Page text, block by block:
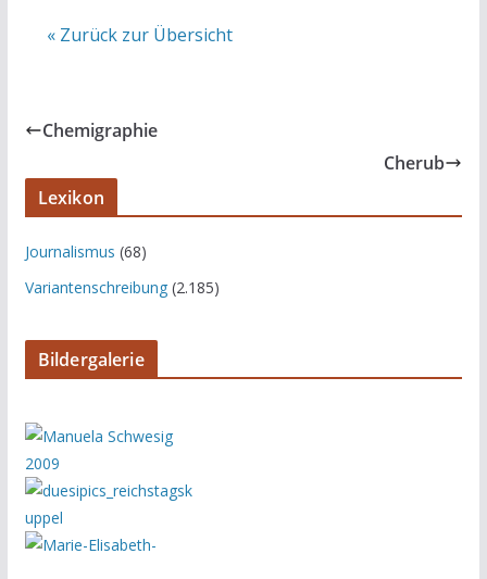
« Zurück zur Übersicht
Chemigraphie
Cherub
Lexikon
Journalismus (68)
Variantenschreibung(2.185)
Bildergalerie